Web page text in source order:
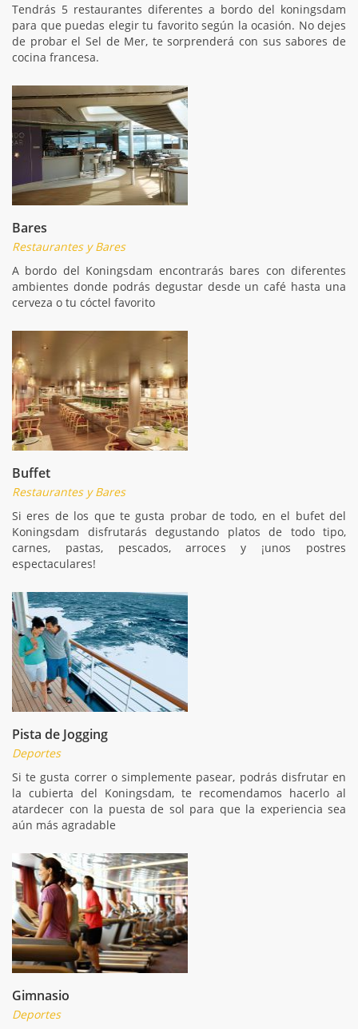
Tendrás 5 restaurantes diferentes a bordo del koningsdam
para que puedas elegir tu favorito según la ocasión. No dejes
de probar el Sel de Mer, te sorprenderá con sus sabores de
cocina francesa.
Bares
Restaurantes y Bares
A bordo del Koningsdam encontrarás bares con diferentes
ambientes donde podrás degustar desde un café hasta una
cerveza o tu cóctel favorito
Buffet
Restaurantes y Bares
Si eres de los que te gusta probar de todo, en el bufet del
Koningsdam disfrutarás degustando platos de todo tipo,
carnes, pastas, pescados, arroces y ¡unos postres
espectaculares!
Pista de Jogging
Deportes
Si te gusta correr o simplemente pasear, podrás disfrutar en
la cubierta del Koningsdam, te recomendamos hacerlo al
atardecer con la puesta de sol para que la experiencia sea
aún más agradable
Gimnasio
Deportes